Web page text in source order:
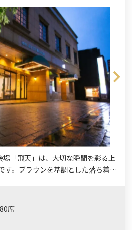
「飛天」は、大切な瞬間を彩る上
す。ブラウンを基調とした落ち着い
席